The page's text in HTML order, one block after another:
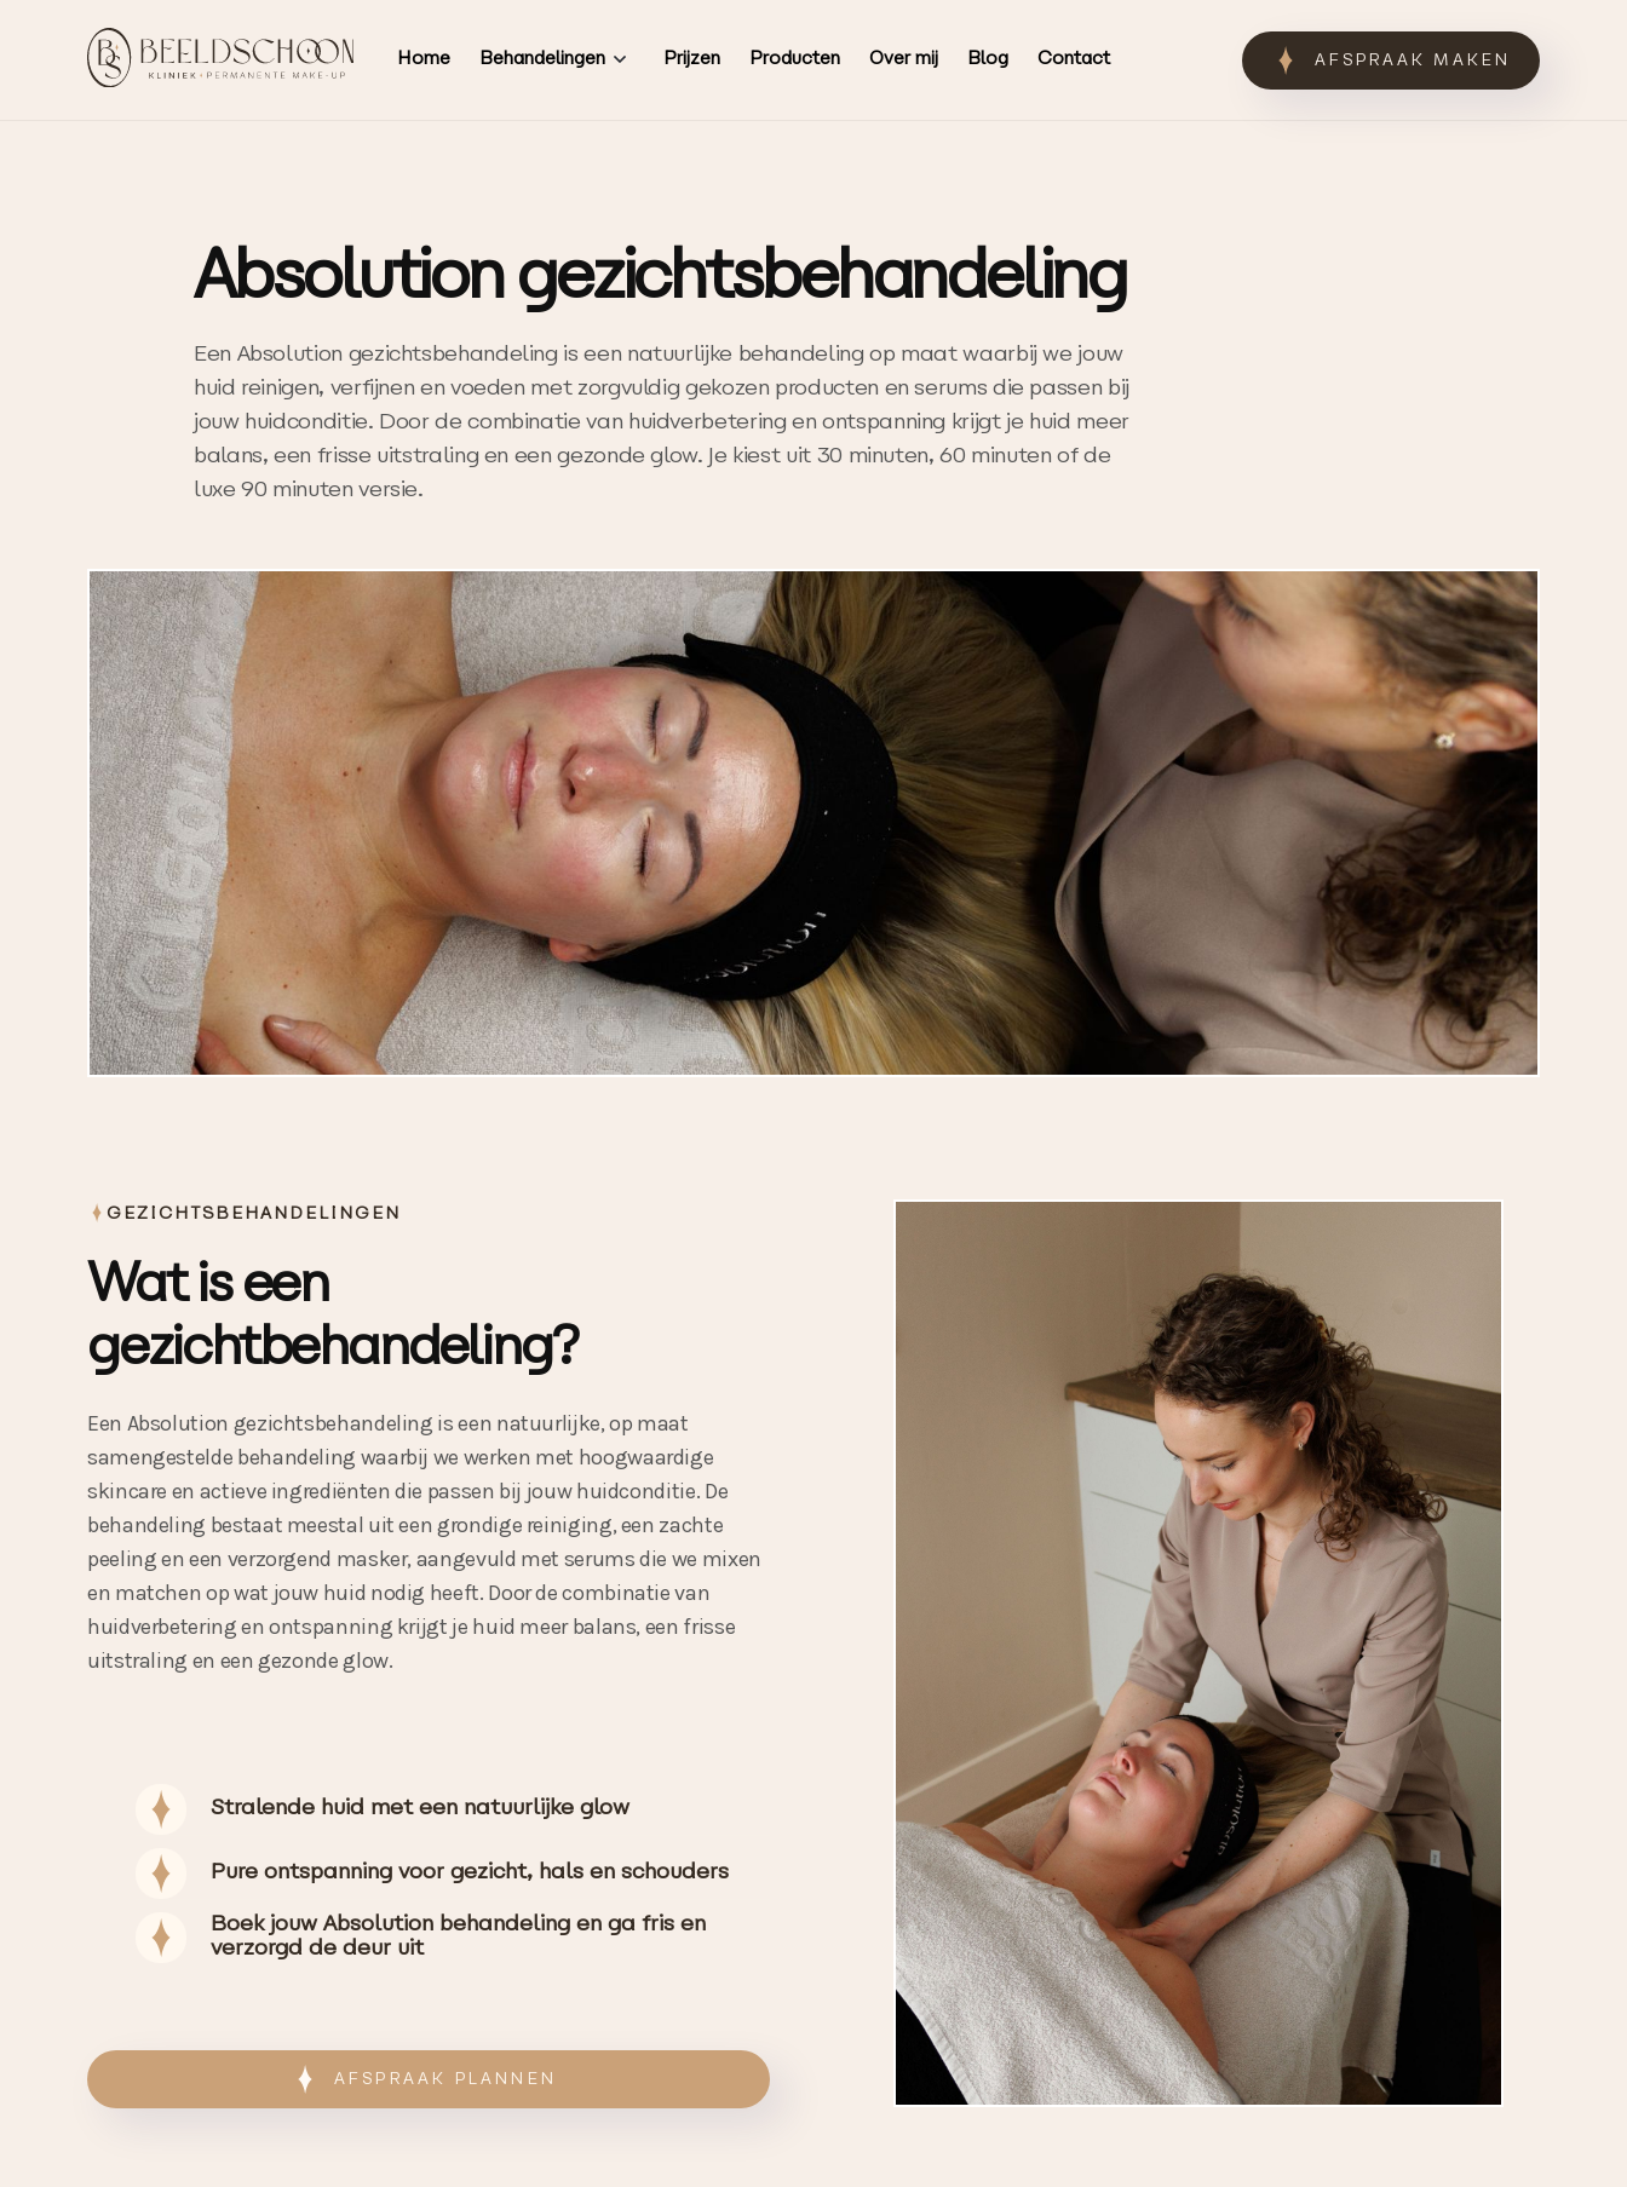
Home Behandelingen Prijzen Producten Over mij Blog Contact AFSPRAAK MAKEN
Absolution gezichtsbehandeling
Een Absolution gezichtsbehandeling is een natuurlijke behandeling op maat waarbij we jouw
huid reinigen, verfijnen en voeden met zorgvuldig gekozen producten en serums die passen bij
jouw huidconditie. Door de combinatie van huidverbetering en ontspanning krijgt je huid meer
balans, een frisse uitstraling en een gezonde glow. Je kiest uit 30 minuten, 60 minuten of de
luxe 90 minuten versie.
GEZICHTSBEHANDELINGEN
Wat is een
gezichtbehandeling?
Een Absolution gezichtsbehandeling is een natuurlijke, op maat
samengestelde behandeling waarbij we werken met hoogwaardige
skincare en actieve ingrediënten die passen bij jouw huidconditie. De
behandeling bestaat meestal uit een grondige reiniging, een zachte
peeling en een verzorgend masker, aangevuld met serums die we mixen
en matchen op wat jouw huid nodig heeft. Door de combinatie van
huidverbetering en ontspanning krijgt je huid meer balans, een frisse
uitstraling en een gezonde glow.
Stralende huid met een natuurlijke glow
Pure ontspanning voor gezicht, hals en schouders
Boek jouw Absolution behandeling en ga fris en
verzorgd de deur uit
AFSPRAAK PLANNEN